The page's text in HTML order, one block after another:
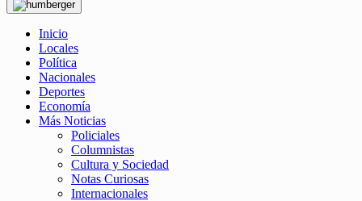
Inicio
Locales
Política
Nacionales
Deportes
Economía
Más Noticias
Policiales
Columnistas
Cultura y Sociedad
Notas Curiosas
Internacionales